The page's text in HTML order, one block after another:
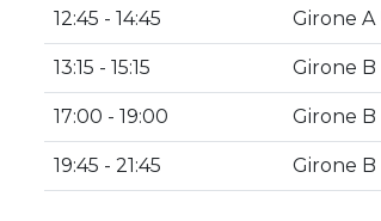
12:45 - 14:45 Girone A
13:15 - 15:15 Girone
17:00 - 19:00 Girone
19:45 - 21:45 Girone B